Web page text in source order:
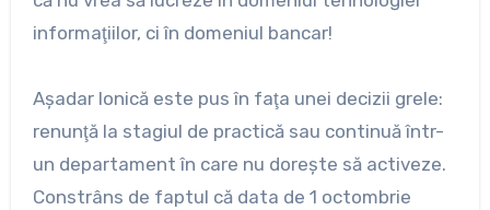
informaţiilor, ci în domeniul bancar!
Aşadar Ionică este pus în faţa unei decizii grele:
renunţă la stagiul de practică sau continuă într-
un departament în care nu doreşte să activeze.
Constrâns de faptul că data de 1 octombrie